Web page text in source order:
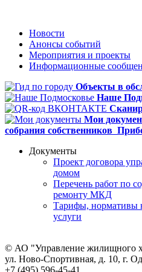
Новости
Анонсы событий
Мероприятия и проекты
Информационные
Объекты в
Наше
Мои
собрания собственников
Документы
Проект договора
домом
Перечень работ по
ремонту МКД
Тарифы, нормативы
услуги
© АО "Управление жилищного
ул. Ново-Спортивная, д. 10, г.
+7 (495) 596-45-41